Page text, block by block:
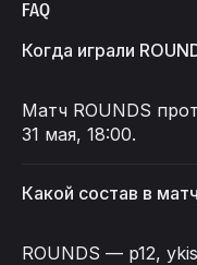
FAQ
Когда играли
Матч ROUNDS
31 мая, 18:00.
Какой состав в
ROUNDS — p12,